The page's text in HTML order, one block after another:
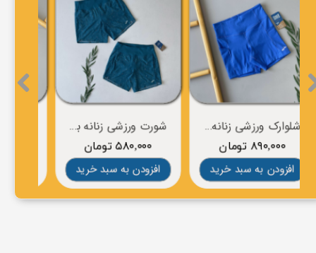
۵۸۰,۰۰۰ تومان
افزودن به سبد خرید
۸۹۰,۰۰۰ تومان
افزودن به سبد خرید